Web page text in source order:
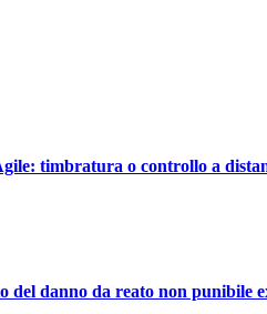
timbratura o controllo a
del danno da reato non punibile